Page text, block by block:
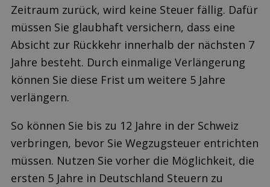
Zeitraum zurück, wird keine Steuer fällig. Dafür
müssen Sie glaubhaft versichern, dass eine
Absicht zur Rückkehr innerhalb der nächsten 7
Jahre besteht. Durch einmalige Verlängerung
können Sie diese Frist um weitere 5 Jahre
verlängern.
So können Sie bis zu 12 Jahre in der Schweiz
verbringen, bevor Sie Wegzugsteuer entrichten
müssen. Nutzen Sie vorher die Möglichkeit, die
ersten 5 Jahre in Deutschland Steuern zu